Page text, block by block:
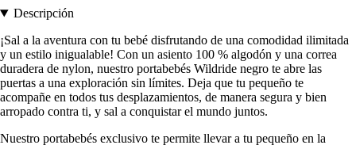
Descripción
¡Sal a la aventura con tu bebé disfrutando de una comodidad ilimitada
y un estilo inigualable! Con un asiento 100 % algodón y una correa
duradera de nylon, nuestro portabebés Wildride negro te abre las
puertas a una exploración sin límites. Deja que tu pequeño te
acompañe en todos tus desplazamientos, de manera segura y bien
arropado contra ti, y sal a conquistar el mundo juntos.
Nuestro portabebés exclusivo te permite llevar a tu pequeño en la